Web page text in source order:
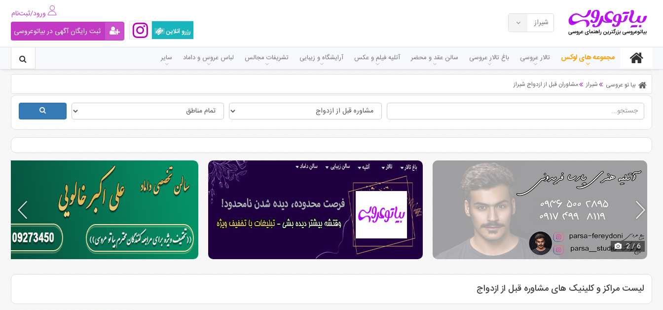
شیراز
رزرو آنلاین
ثبت رایگان آگهی در بیاتوعروسی
مجموعه های لوکس تالار عروسی باغ تالار عروسی سالن عقد و محضر آتلیه فیلم و عکس آرایشگاه و زیبایی تشریفات مجالس لباس عروس و داماد سایر
بیا تو عروسی شیراز مشاوران قبل از ازدواج شیراز
2/ 6
لیست مراکز و کلینیک های مشاوره قبل از ازدواج